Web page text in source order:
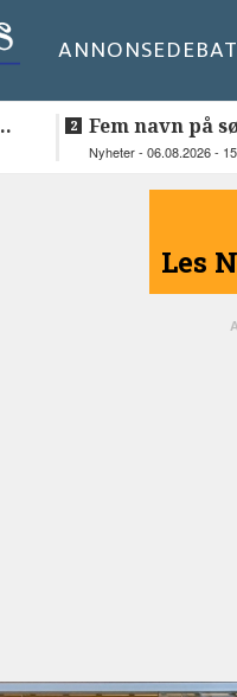
ANNONSE
Fem navn på
til toppjobben
Nyheter - 06.08.2026 -
Les